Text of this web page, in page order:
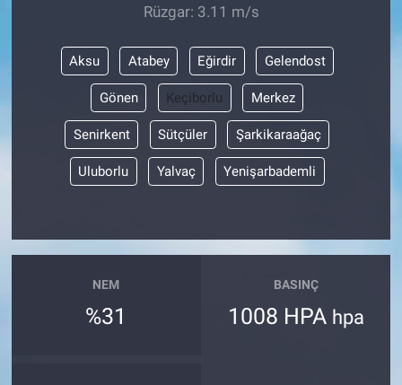
Rüzgar: 3.11 m/s
Aksu Atabey Eğirdir Gelendost
Gönen Keçiborlu Merkez
Senirkent Sütçüler Şarkikaraağaç
Uluborlu Yalvaç Yenişarbademli
NEM
%31
BASINÇ
1008 HPA hpa